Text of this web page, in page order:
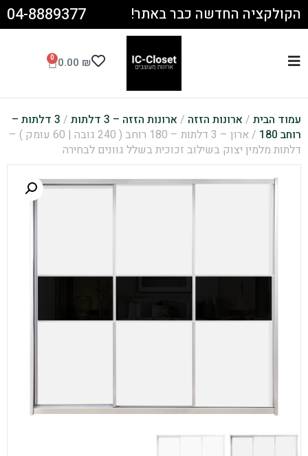
הקולקציה החדשה כבר באתר! 04-8889377
0.00 ₪
0
עמוד הבית / ארונות הזזה / ארונות הזזה – 3 דלתות /
3 דלתות –
רוחב 180
/ ארון – 3 דלתות – 180 רוחב ( 240 גובה | 60 עומק ) –
דלתות מלמין יצוק בשילוב זכוכית בשלל גוונים לבחירה